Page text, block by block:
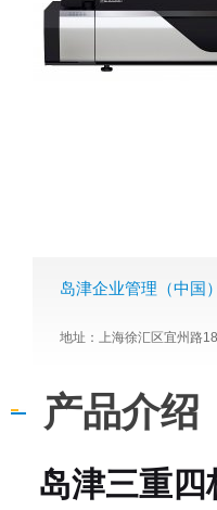
岛津企业管理（中国
地址：上海徐汇区宜州路
产品介绍
岛津三重